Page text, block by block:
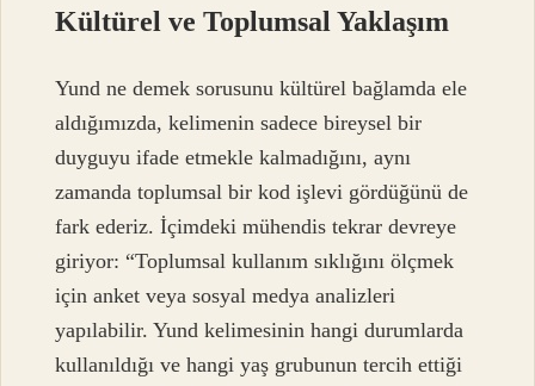
Kültürel ve Toplumsal Yaklaşım
Yund ne demek sorusunu kültürel bağlamda ele
aldığımızda, kelimenin sadece bireysel bir
duyguyu ifade etmekle kalmadığını, aynı
zamanda toplumsal bir kod işlevi gördüğünü de
fark ederiz. İçimdeki mühendis tekrar devreye
giriyor: “Toplumsal kullanım sıklığını ölçmek
için anket veya sosyal medya analizleri
yapılabilir. Yund kelimesinin hangi durumlarda
kullanıldığı ve hangi yaş grubunun tercih ettiği